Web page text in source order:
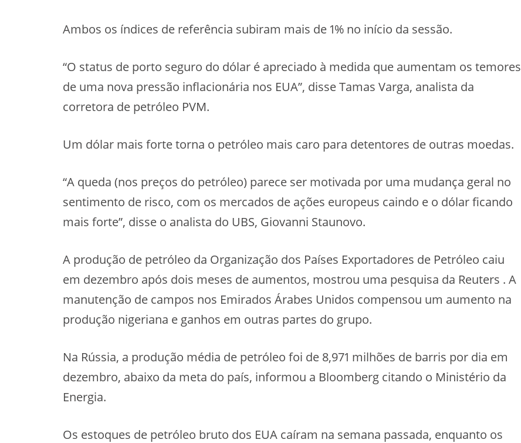
Ambos os índices de referência subiram mais de 1% no início da sessão.
“O status de porto seguro do dólar é apreciado à medida que aumentam os temores
de uma nova pressão inflacionária nos EUA”, disse Tamas Varga, analista da
corretora de petróleo PVM.
Um dólar mais forte torna o petróleo mais caro para detentores de outras moedas.
“A queda (nos preços do petróleo) parece ser motivada por uma mudança geral no
sentimento de risco, com os mercados de ações europeus caindo e o dólar ficando
mais forte”, disse o analista do UBS, Giovanni Staunovo.
A produção de petróleo da Organização dos Países Exportadores de Petróleo caiu
em dezembro após dois meses de aumentos, mostrou uma pesquisa da Reuters . A
manutenção de campos nos Emirados Árabes Unidos compensou um aumento na
produção nigeriana e ganhos em outras partes do grupo.
Na Rússia, a produção média de petróleo foi de 8,971 milhões de barris por dia em
dezembro, abaixo da meta do país, informou a Bloomberg citando o Ministério da
Energia.
Os estoques de petróleo bruto dos EUA caíram na semana passada, enquanto os